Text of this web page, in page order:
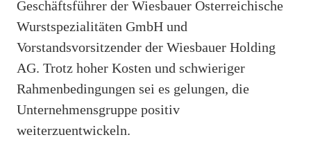
Geschäftsführer der Wiesbauer Österreichische
Wurstspezialitäten GmbH und
Vorstandsvorsitzender der Wiesbauer Holding
AG. Trotz hoher Kosten und schwieriger
Rahmenbedingungen sei es gelungen, die
Unternehmensgruppe positiv
weiterzuentwickeln.